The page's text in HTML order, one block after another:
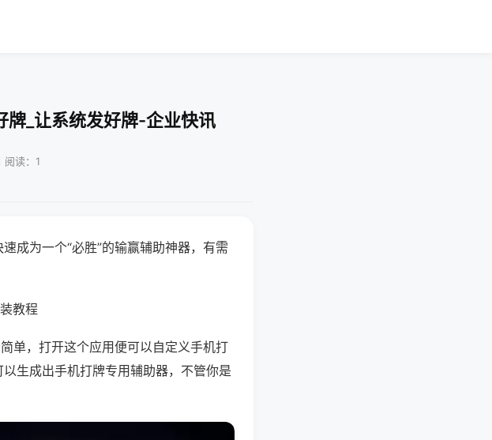
_让系统发好牌-企业快讯
读：1
成为一个“必胜”的输赢辅助神器，有需
教程
单，打开这个应用便可以自定义手机打
生成出手机打牌专用辅助器，不管你是